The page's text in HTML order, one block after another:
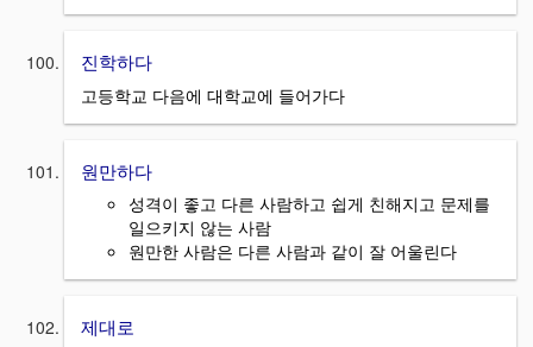
진학하다
고등학교 다음에 대학교에 들어가다
원만하다
성격이 좋고 다른 사람하고 쉽게 친해지고 문제를
일으키지 않는 사람
원만한 사람은 다른 사람과 같이 잘 어울린다
제대로